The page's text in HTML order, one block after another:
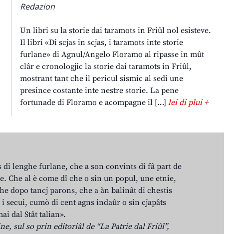
Redazion
Un libri su la storie dai taramots in Friûl nol esisteve.
Il libri «Di scjas in scjas, i taramots inte storie
furlane» di Agnul/Angelo Floramo al ripasse in mût
clâr e cronologjic la storie dai taramots in Friûl,
mostrant tant che il pericul sismic al sedi une
presince costante inte nestre storie. La pene
fortunade di Floramo e acompagne il […]lei di plui +
di lenghe furlane, che a son convints di fâ part de
Che al è come dî che o sin un popul, une etnie,
dopo tancj parons, che a àn balinât di chestis
secui, cumò di cent agns indaûr o sin cjapâts
dal Stât talian».
sul so prin editoriâl de “La Patrie dal Friûl”,